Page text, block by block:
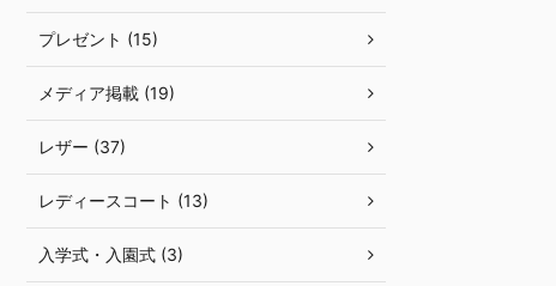
プレゼント (15)
メディア掲載 (19)
レザー (37)
レディースコート (13)
入学式・入園式 (3)